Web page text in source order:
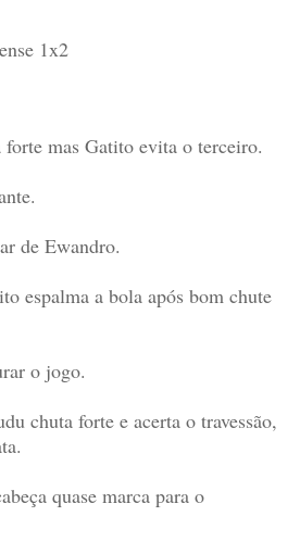
1x2
mas Gatito evita o terceiro.
de Ewandro.
espalma a bola após bom chute
o jogo.
chuta forte e acerta o travessão,
quase marca para o